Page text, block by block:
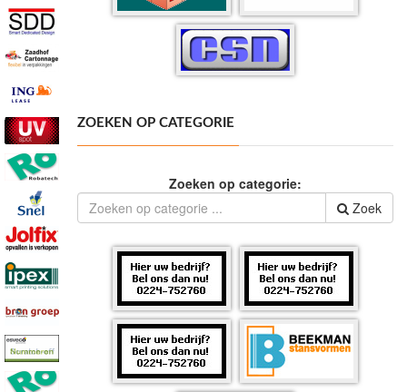
ZOEKEN OP CATEGORIE
Zoeken op categorie:
Zoek